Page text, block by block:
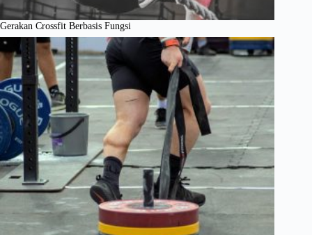
Gerakan Crossfit Berbasis Fungsi